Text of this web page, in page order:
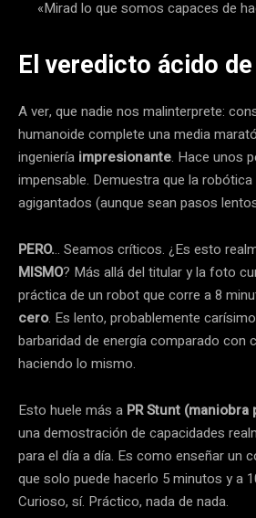
«Mirad lo que somos capaces de
El veredicto ácido
A ver, que nadie nos malinterprete:
humanoide complete una media
ingeniería impresionante. Hace unos
impensable. Demuestra que la
agigantados (aunque sean pasos
PERO... Seamos críticos. ¿Es esto
MISMO? Más allá del titular y la foto
práctica de un robot que corre a 8
cero. Es lento, probablemente
barbaridad de energía comparado con
haciendo lo mismo.
Esto huele más a PR Stunt
una demostración de capacidades
para el día a día. Es como enseñar un
que solo puede hacerlo 5 minutos y a
Curioso, sí. Práctico, nada de nada.